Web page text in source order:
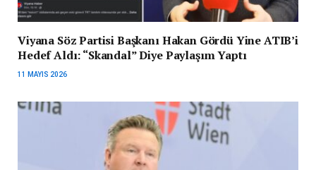
Viyana Söz Partisi Başkanı Hakan Gördü Yine ATIB’i
Hedef Aldı: “Skandal” Diye Paylaşım Yaptı
11 MAYIS 2026